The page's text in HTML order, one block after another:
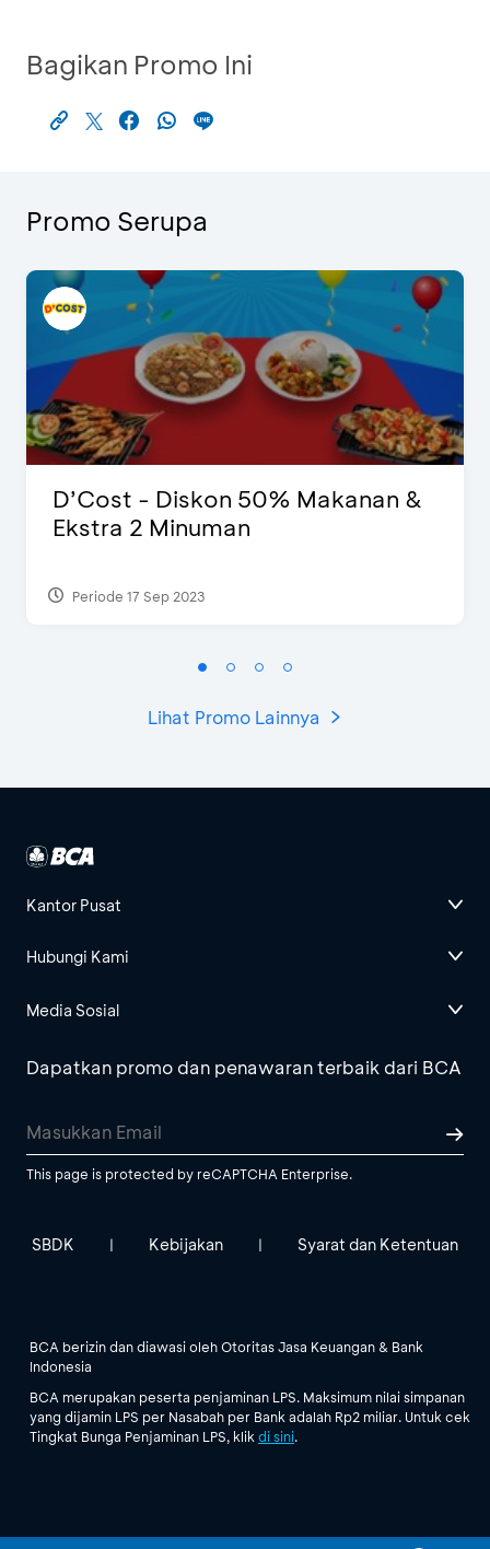
Bagikan Promo Ini
Promo Serupa
D’Cost - Diskon 50% Makanan &
Ekstra 2 Minuman
Periode 17 Sep 2023
Lihat Promo Lainnya
Kantor Pusat
Hubungi Kami
Media Sosial
Dapatkan promo dan penawaran terbaik dari BCA
This page is protected by reCAPTCHA Enterprise.
SBDK | Kebijakan | Syarat dan Ketentuan
BCA berizin dan diawasi oleh Otoritas Jasa Keuangan & Bank
Indonesia
BCA merupakan peserta penjaminan LPS. Maksimum nilai simpanan
yang dijamin LPS per Nasabah per Bank adalah Rp2 miliar. Untuk cek
Tingkat Bunga Penjaminan LPS, klik di sini.